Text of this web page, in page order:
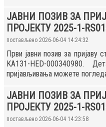
ЈАВНИ ПОЗИВ ЗА
ПРОЈЕКТУ 2025-1-
постављено 2026-06-04 14:24:32
Први јавни позив за пријаву
KA131-HED-000340980.
пријављивања можете
ЈАВНИ ПОЗИВ ЗА
ПРОЈЕКТУ 2025-1-
постављено 2026-06-04 14:23:58